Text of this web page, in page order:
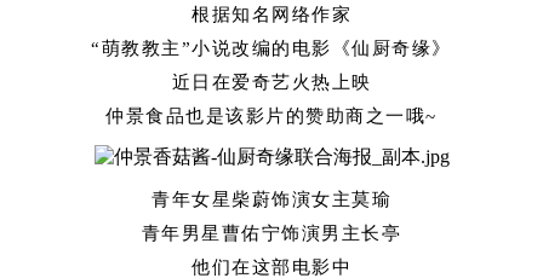
根据知名网络作家
“萌教教主”小说改编的电影
《仙厨奇缘》
近日在爱奇艺火热上映
仲景食品也是该影片的赞助商之一哦~
青年女星柴蔚饰演女主莫瑜
青年男星曹佑宁饰演男主长亭
他们在这部电影中